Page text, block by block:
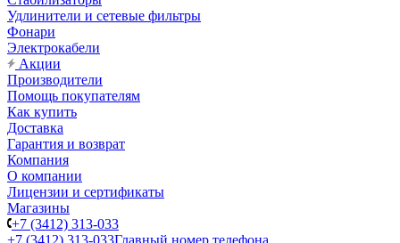
Удлинители и сетевые фильтры
Фонари
Электрокабели
Акции
Производители
Помощь покупателям
Как купить
Доставка
Гарантия и возврат
Компания
О компании
Лицензии и сертификаты
Магазины
+7 (3412) 313-033
+7 (3412) 313-033Главный номер телефона